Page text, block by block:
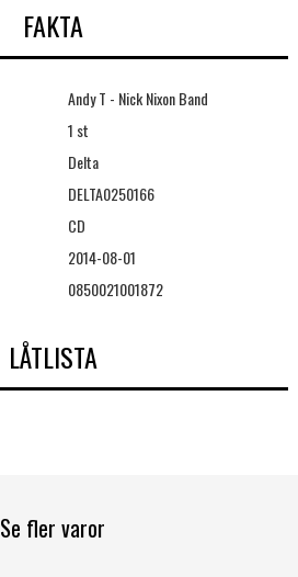
FAKTA
Andy T - Nick Nixon Band
1 st
Delta
DELTA0250166
CD
2014-08-01
0850021001872
LÅTLISTA
Se fler varor